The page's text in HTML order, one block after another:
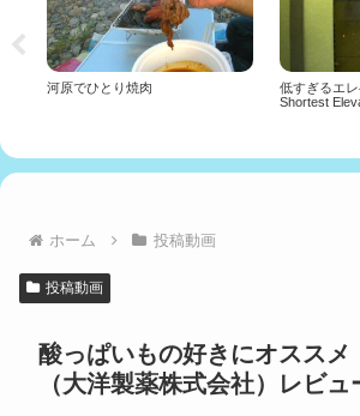
河原でひとり焼肉
低すぎるエ
Shortest
ホーム 投稿動画
投稿動画
酸っぱいもの好きにオスス
（大洋製薬株式会社）レビュ